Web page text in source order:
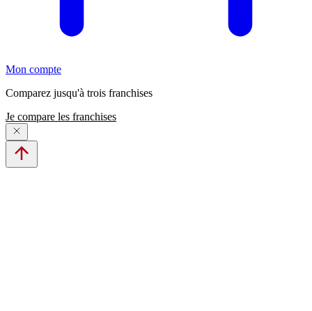
Mon compte
Comparez jusqu'à trois franchises
Je compare les franchises